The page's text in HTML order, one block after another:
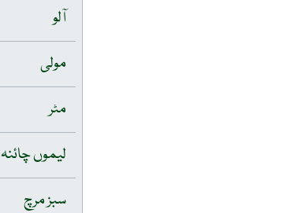
آلو
مولی
مٹر
لیموں چائنہ
سبز مرچ